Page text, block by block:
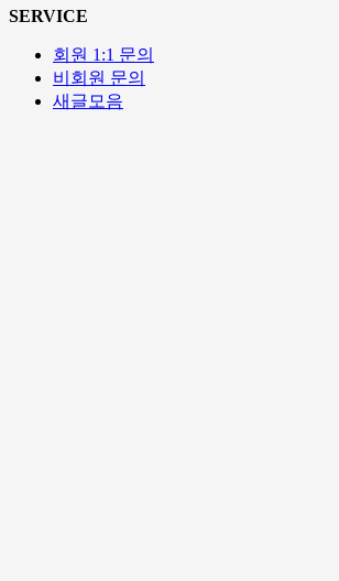
SERVICE
회원 1:1 문의
비회원 문의
새글모음